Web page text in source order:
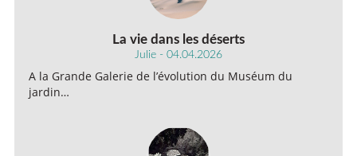
La vie dans les déserts
Julie - 04.04.2026
A la Grande Galerie de l’évolution du Muséum du
jardin…